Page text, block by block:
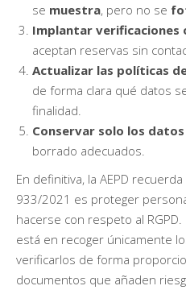
se muestra, pero no se
Implantar verificaciones
aceptan reservas sin
Actualizar las políticas
de forma clara qué datos
finalidad.
Conservar solo los
borrado adecuados.
En definitiva, la AEPD
933/2021 es proteger
hacerse con respeto al
está en recoger únicamente
verificarlos de forma
documentos que añaden